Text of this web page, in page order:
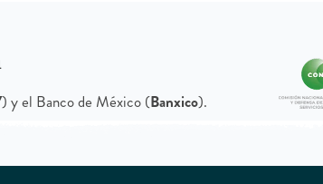
) y el Banco de México (Banxico).